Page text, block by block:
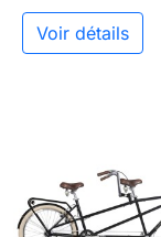
Voir détails